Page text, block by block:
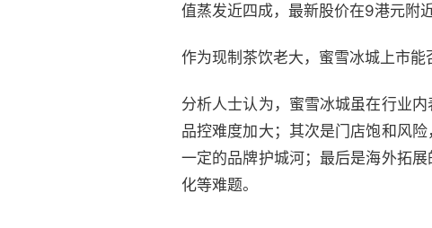
值蒸发近四成，最新股价在9港元附近
作为现制茶饮老大，蜜雪冰城上市能
分析人士认为，蜜雪冰城虽在行业
品控难度加大；其次是门店饱和风
一定的品牌护城河；最后是海外拓
化等难题。